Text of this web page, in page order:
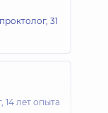
31
14 лет опыта